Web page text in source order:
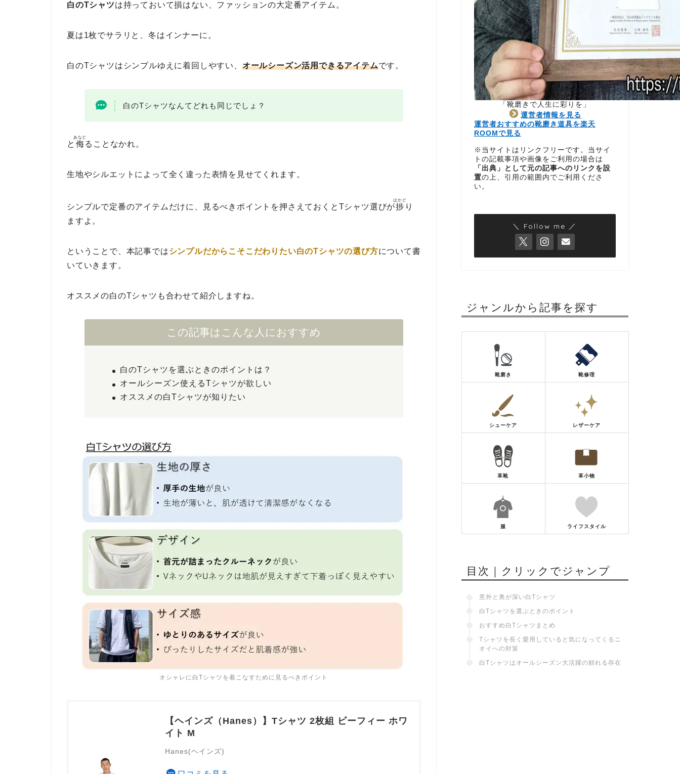
白のTシャツは持っておいて損はない、ファッションの大定番アイテム。
夏は1枚でサラリと、冬はインナーに。
白のTシャツはシンプルゆえに着回しやすい、 オールシーズン活用できるアイテムです。
白のTシャツなんてどれも同じでしょ？
と 侮
あなど
ることなかれ。
生地やシルエットによって全く違った表情を見せてくれます。
シンプルで定番のアイテムだけに、見るべきポイントを押さえておくとTシャツ選びが捗
はかど
り
ますよ。
ということで、本記事ではシンプルだからこそこだわりたい白のTシャツの選び方について書
いていきます。
オススメの白のTシャツも合わせて紹介しますね。
この記事はこんな人におすすめ
白のTシャツを選ぶときのポイントは？
オールシーズン使えるTシャツが欲しい
オススメの白Tシャツが知りたい
オシャレに白Tシャツを着こなすために見るべきポイント
【ヘインズ（Hanes）】Tシャツ 2枚組 ビーフィー ホワ
イト M
Hanes(ヘインズ)
「靴磨きで人生に彩りを」
運営者情報を見る
運営者おすすめの靴磨き道具を楽天
ROOMで見る
※当サイトはリンクフリーです。当サイ
トの記載事項や画像をご利用の場合は
「出典」として元の記事へのリンクを設
置の上、引用の範囲内でご利用くださ
い。
＼ Follow me ／
ジャンルから記事を探す
靴磨き 靴修理
シューケア レザーケア
革靴 革小物
服 ライフスタイル
目次｜クリックでジャンプ
意外と奥が深い白Tシャツ
白Tシャツを選ぶときのポイント
おすすめ白Tシャツまとめ
Tシャツを長く愛用していると気になってくるニ
オイへの対策
白Tシャツはオールシーズン大活躍の頼れる存在